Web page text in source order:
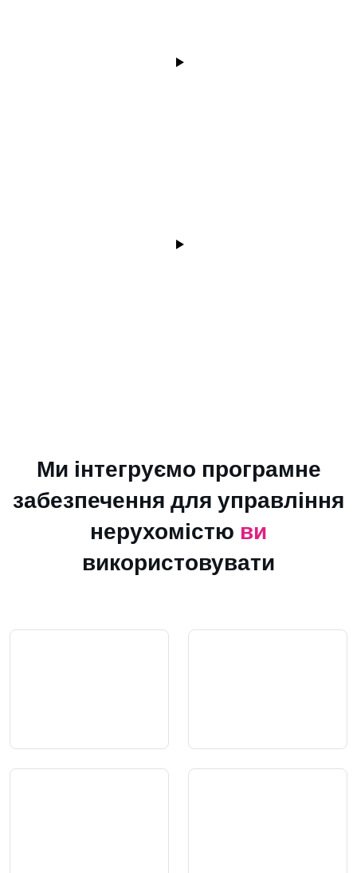
Ми інтегруємо програмне
забезпечення для управління
нерухомістю ви
використовувати